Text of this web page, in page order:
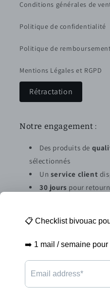
Conditions générales de
Politique de confidentialité
Politique de
Mentions Légales et RGPD
Rétractation
Notre engagement :
Des produits de
sélectionnés
Un service client
30 jours pour